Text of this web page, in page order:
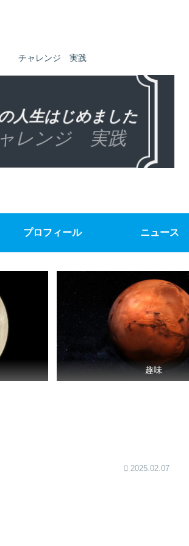
チャレンジ 実践
プロフィール ニュース
趣味
2025.02.07